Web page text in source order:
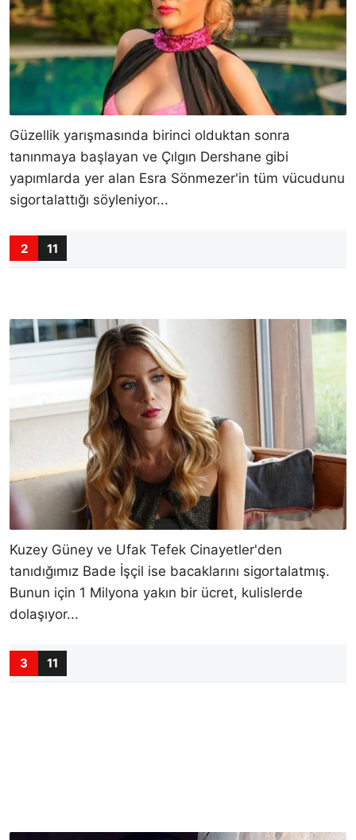
Güzellik yarışmasında birinci olduktan sonra
tanınmaya başlayan ve Çılgın Dershane gibi
yapımlarda yer alan Esra Sönmezer'in tüm vücudunu
sigortalattığı söyleniyor...
2 11
Kuzey Güney ve Ufak Tefek Cinayetler'den
tanıdığımız Bade İşçil ise bacaklarını sigortalatmış.
Bunun için 1 Milyona yakın bir ücret, kulislerde
dolaşıyor...
3 11